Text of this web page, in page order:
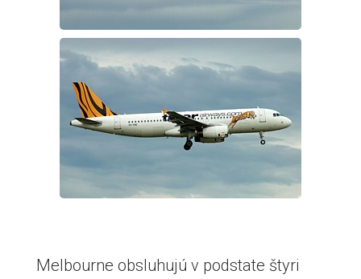
Melbourne obsluhujú v podstate štyri